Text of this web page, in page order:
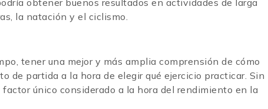
obtener buenos resultados en actividades de larga
la natación y el ciclismo.
tener una mejor y más amplia comprensión de cómo
de partida a la hora de elegir qué ejercicio practicar. Sin
único considerado a la hora del rendimiento en la